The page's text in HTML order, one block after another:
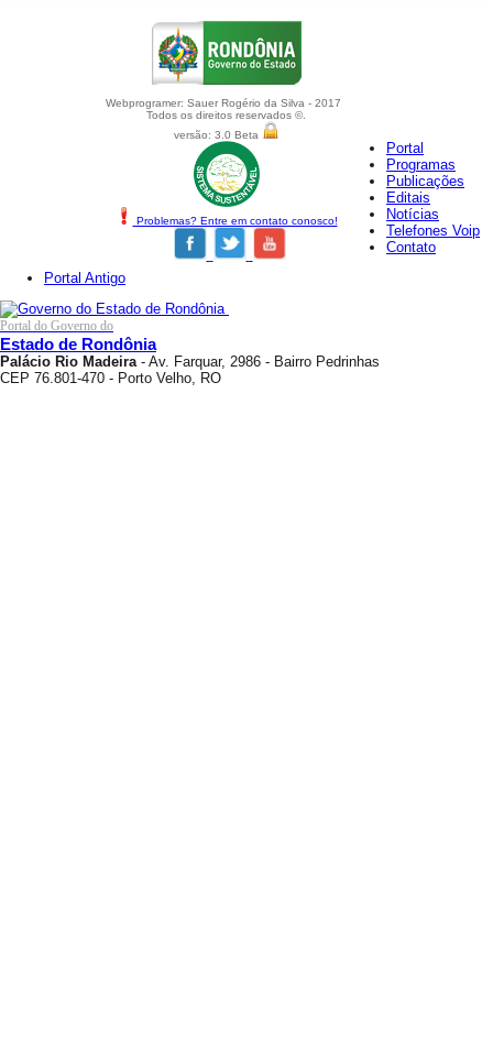
Webprogramer: Sauer Rogério da Silva - 2017
Todos os direitos reservados ©.
versão: 3.0 Beta
Problemas? Entre em contato conosco!
Portal
Programas
Publicações
Editais
Notícias
Telefones Voip
Contato
Portal Antigo
Portal do Governo do
Estado de Rondônia
Palácio Rio Madeira- Av. Farquar, 2986 - Bairro Pedrinhas
CEP 76.801-470 - Porto Velho, RO